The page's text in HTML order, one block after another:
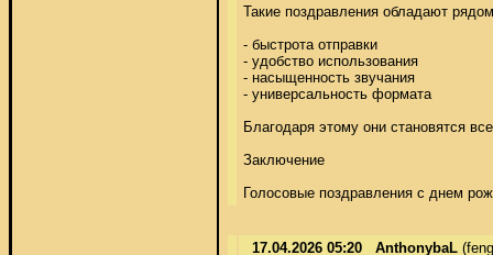
Такие поздравления обладают
- быстрота отправки
- удобство использования
- насыщенность звучания
- универсальность формата
Благодаря этому они становятся
Заключение
Голосовые поздравления с днем
17.04.2026 05:20 AnthonybaL